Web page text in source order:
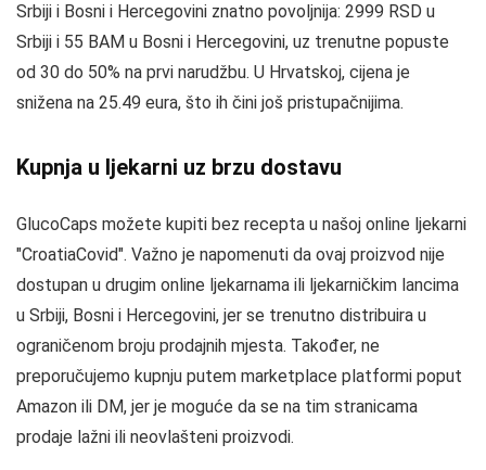
Srbiji i Bosni i Hercegovini znatno povoljnija: 2999 RSD u
Srbiji i 55 BAM u Bosni i Hercegovini, uz trenutne popuste
od 30 do 50% na prvi narudžbu. U Hrvatskoj, cijena je
snižena na 25.49 eura, što ih čini još pristupačnijima.
Kupnja u ljekarni uz brzu dostavu
GlucoCaps možete kupiti bez recepta u našoj online ljekarni
"CroatiaCovid". Važno je napomenuti da ovaj proizvod nije
dostupan u drugim online ljekarnama ili ljekarničkim lancima
u Srbiji, Bosni i Hercegovini, jer se trenutno distribuira u
ograničenom broju prodajnih mjesta. Također, ne
preporučujemo kupnju putem marketplace platformi poput
Amazon ili DM, jer je moguće da se na tim stranicama
prodaje lažni ili neovlašteni proizvodi.